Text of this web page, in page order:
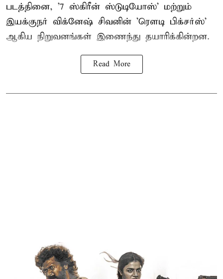
படத்தினை, '7 ஸ்கிரீன் ஸ்டுடியோஸ்' மற்றும்
இயக்குநர் விக்னேஷ் சிவனின் 'ரௌடி பிக்சர்ஸ்'
ஆகிய நிறுவனங்கள் இணைந்து தயாரிக்கின்றன.
Read More